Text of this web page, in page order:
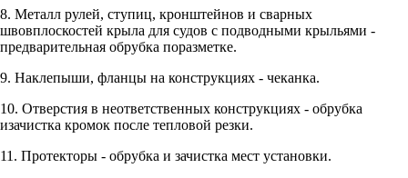
8. Металл рулей, ступиц, кронштейнов и сварных
швовплоскостей крыла для судов с подводными крыльями -
предварительная обрубка поразметке.
9. Наклепыши, фланцы на конструкциях - чеканка.
10. Отверстия в неответственных конструкциях - обрубка
изачистка кромок после тепловой резки.
11. Протекторы - обрубка и зачистка мест установки.